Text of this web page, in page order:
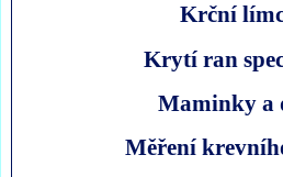
Krční
Krytí ran
Maminky a
Měření